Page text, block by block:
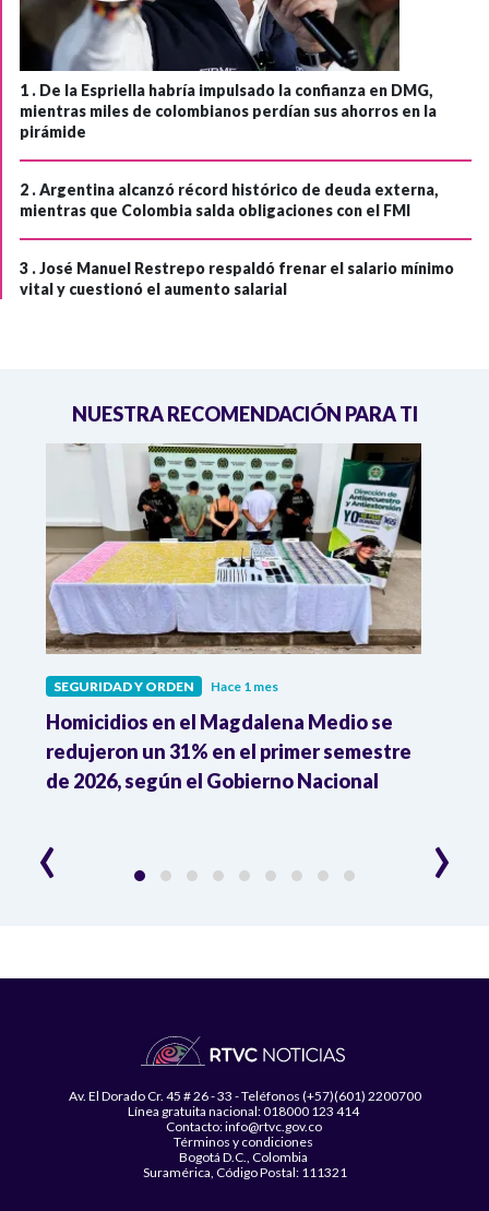
1 . De la Espriella habría impulsado la confianza en DMG,
mientras miles de colombianos perdían sus ahorros en la
pirámide
2 .Argentina alcanzó récord histórico de deuda externa,
mientras que Colombia salda obligaciones con el FMI
3 .José Manuel Restrepo respaldó frenar el salario mínimo
vital y cuestionó el aumento salarial
NUESTRA RECOMENDACIÓN PARA TI
SEGURIDAD Y ORDEN Hace 1 mes
Homicidios en el Magdalena Medio se
redujeron un 31% en el primer semestre
de 2026, según el Gobierno Nacional
‹ ›
Av. El Dorado Cr. 45 # 26 - 33 - Teléfonos (+57)(601) 2200700
Línea gratuita nacional: 018000 123 414
Contacto: info@rtvc.gov.co
Términos y condiciones
Bogotá D.C., Colombia
Suramérica, Código Postal: 111321